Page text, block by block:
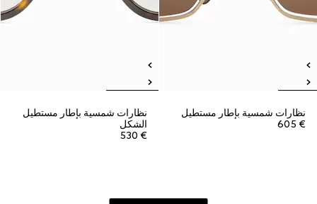
نظارات شمسية بإطار مستطيل
€ 605
نظارات شمسية بإطار مستطيل
الشكل
€ 530